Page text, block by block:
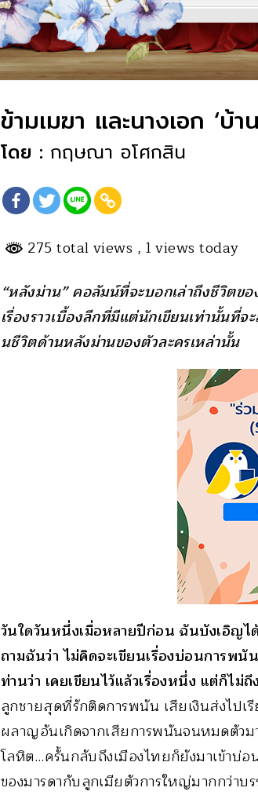
ข้ามเมฆา และนางเอก ‘บ้
โดย : กฤษณา อโศกสิน
275 total views , 1 views today
“หลังม่าน” คอลัมน์ที่จะบอกเล่าถึงชีวิตขอ
เรื่องราวเบื้องลึกที่มีแต่นักเขียนเท่านั้นที่จะ
นชีวิตด้านหลังม่านของตัวละครเหล่านั้น
วันใดวันหนึ่งเมื่อหลายปีก่อน ฉันบังเอิญ
ถามฉันว่า ไม่คิดจะเขียนเรื่องบ่อนการพนั
ท่านว่า เคยเขียนไว้แล้วเรื่องหนึ่ง แต่ก็ไม่
ลูกชายสุดที่รักติดการพนัน เสียเงินส่งไป
ผลาญอันเกิดจากเสียการพนันจนหมดตัว
โลหิต…ครั้นกลับถึงเมืองไทยก็ยังมาเข้าบ่
ของมารดากับลูกเมียตัวการใหญ่มากกว่าบ